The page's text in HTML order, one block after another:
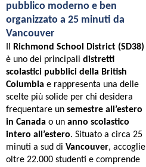
pubblico moderno e ben
organizzato a 25 minuti da
Vancouver
Richmond School District (SD38)
è uno dei principali distretti
scolastici pubblici della British
Columbia e rappresenta una delle
scelte più solide per chi desidera
frequentare un semestre all’estero
in Canada o un anno scolastico
intero all’estero. Situato a circa 25
minuti a sud di Vancouver, accoglie
oltre 22.000 studenti e comprende